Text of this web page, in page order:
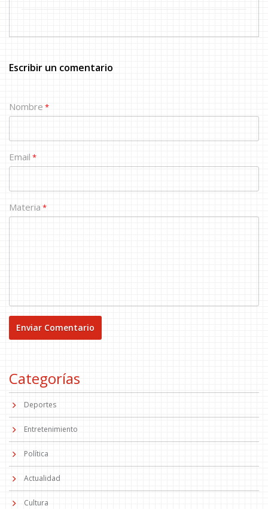
Escribir un comentario
Nombre *
Email *
Materia *
Categorías
Deportes
Entretenimiento
Política
Actualidad
Cultura